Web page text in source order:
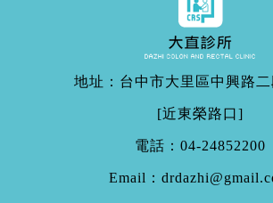
地址：台中市大里區中興路
[近東榮路口]
電話： 04-24852200
Email：